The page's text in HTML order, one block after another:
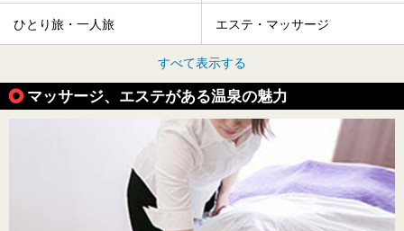
ひとり旅・一人旅 エステ・マッサージ
すべて表示する
マッサージ、エステがある温泉の魅力